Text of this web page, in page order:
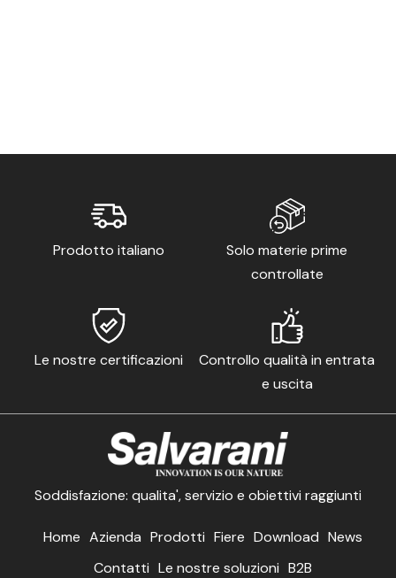
Prodotto italiano
Solo materie prime
controllate
Le nostre certificazioni
Controllo qualità in entrata
e uscita
Soddisfazione: qualita', servizio e obiettivi raggiunti
Home Azienda Prodotti Fiere Download News
Contatti Le nostre soluzioni B2B